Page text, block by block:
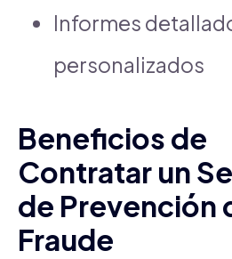
Informes
personalizados
Beneficios de
Contratar un
de Prevención
Fraude